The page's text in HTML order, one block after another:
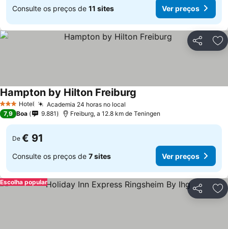
Consulte os preços de 11 sites Ver preços
Partilhar
3 EstrelasHotel Academia 24 horas no local
Hampton by Hilton Freiburg
7,9 Boa 9.881 Freiburg, a 12.8 km de Teningen
De € 91
Consulte os preços de 7 sites Ver preços
Partilhar
Escolha popular